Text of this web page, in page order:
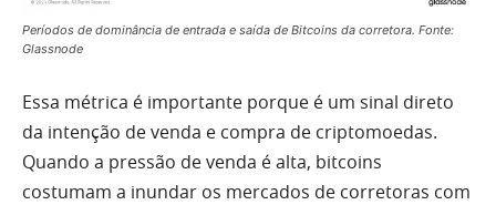
Períodos de dominância de entrada e saída de Bitcoins da corretora. Fonte:
Glassnode
Essa métrica é importante porque é um sinal direto
da intenção de venda e compra de criptomoedas.
Quando a pressão de venda é alta, bitcoins
costumam a inundar os mercados de corretoras com